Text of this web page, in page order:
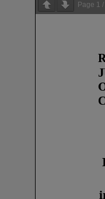
Page 1 /